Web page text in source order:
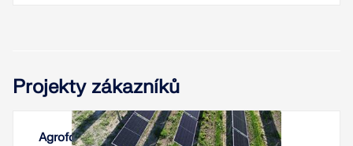
Projekty zákazníků
Agrofotovoltaické systémy na vinici, Itálie